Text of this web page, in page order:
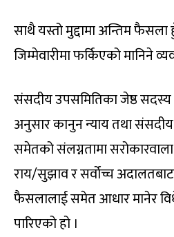
साथै यस्तो मुद्दामा अन्तिम फैसला
जिम्मेवारीमा फर्किएको मानिने
संसदीय उपसमितिका जेष्ठ सदस्य
अनुसार कानुन न्याय तथा संसदीय
समेतको संलग्नतामा
राय/सुझाव र सर्वोच्च
फैसलालाई समेत आधार मानेर
पारिएको हो ।